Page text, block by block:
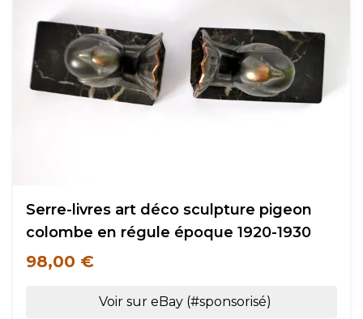
Serre-livres art déco sculpture pigeon
colombe en régule époque 1920-1930
98,00 €
Voir sur eBay (#sponsorisé)